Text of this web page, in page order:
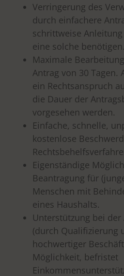
Verringerung des
durch einfachere
schrittweise
eine solche benötigen.
Maximale
Antrag von 30 Tagen.
ein Rechtsanspruch
die Dauer der
vorgesehen werden.
Einfache, schnelle,
kostenlose
Eigenständige
Beantragung für
Menschen mit
eines Haushalts.
Unterstützung bei
(durch Qualifizierung
hochwertiger
Möglichkeit, befristet